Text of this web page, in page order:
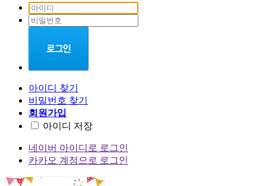
Against
Destiny
puzzle
Packets
this is
ilon man
Warriors
All
about
맥스
아이디 찾기
비밀번호 찾기
회원가입
아이디 저장
네이버 아이디로 로그인
카카오 계정으로 로그인